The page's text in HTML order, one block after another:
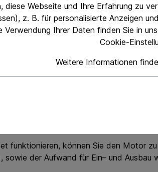
"DEUTZ F4L912"
oder gewerbliche Kunden
benötigen wir die Seriennummer Ihres
in unsere Werkstatt einer
abgestimmt werden.
funktionieren, können Sie den Motor
der Aufwand für Ein– und Ausbau
diese Webseite und Ihre Erfahrung zu
z. B. für personalisierte Anzeigen
Verwendung Ihrer Daten finden Sie in
Cookie-
Weitere Informationen